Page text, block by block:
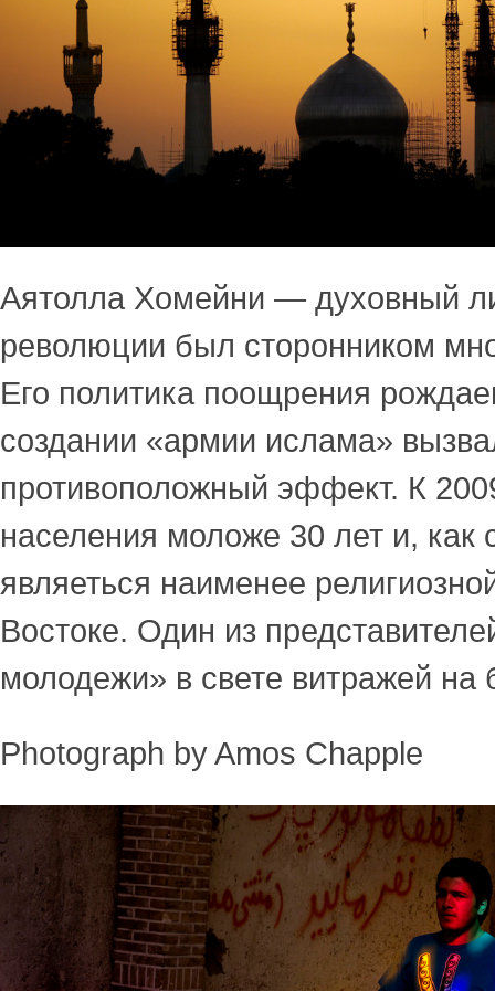
Аятолла Хомейни — духовный
революции был сторонником
Его политика поощрения
создании «армии ислама»
противоположный эффект. К
населения моложе 30 лет и, как
являеться наименее
Востоке. Один из
молодежи» в свете витражей на
Photograph by Amos Chapple